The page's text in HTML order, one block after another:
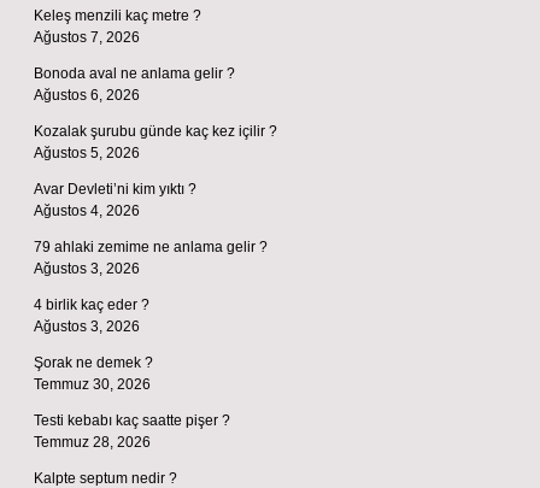
Keleş menzili kaç metre ?
Ağustos 7, 2026
Bonoda aval ne anlama gelir ?
Ağustos 6, 2026
Kozalak şurubu günde kaç kez içilir ?
Ağustos 5, 2026
Avar Devleti’ni kim yıktı ?
Ağustos 4, 2026
79 ahlaki zemime ne anlama gelir ?
Ağustos 3, 2026
4 birlik kaç eder ?
Ağustos 3, 2026
Şorak ne demek ?
Temmuz 30, 2026
Testi kebabı kaç saatte pişer ?
Temmuz 28, 2026
Kalpte septum nedir ?